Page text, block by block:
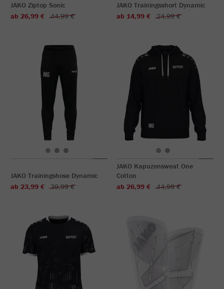
JAKO Ziptop Sonic
ab 26,99 €
44,99 €
JAKO Trainingsshort Dynamic
ab 14,99 €
24,99 €
JAKO Trainingshose Dynamic
ab 23,99 €
39,99 €
JAKO Kapuzensweat One
Cotton
ab 26,99 €
44,99 €